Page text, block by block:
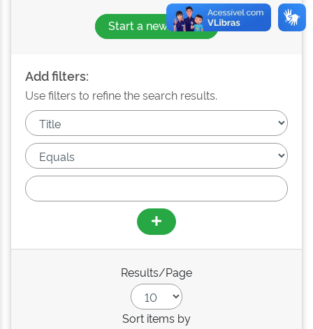
Start a new search
Add filters:
Use filters to refine the search results.
Results/Page
Sort items by